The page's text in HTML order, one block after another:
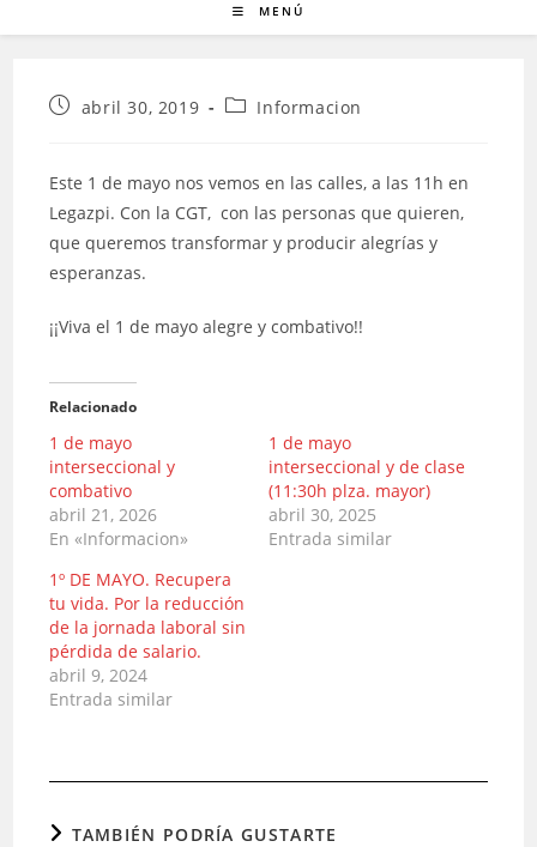
MENÚ
Publicación
entrada:
abril 30, 2019
Categoría
entrada:
Informacion
Este 1 de mayo nos vemos en las calles, a las 11h en
Legazpi. Con la CGT, con las personas que quieren,
que queremos transformar y producir alegrías y
esperanzas.
¡¡Viva el 1 de mayo alegre y combativo!!
Relacionado
1 de mayo
interseccional y
combativo
abril 21, 2026
En «Informacion»
1 de mayo
interseccional y de clase
(11:30h plza. mayor)
abril 30, 2025
Entrada similar
1º DE MAYO. Recupera
tu vida. Por la reducción
de la jornada laboral sin
pérdida de salario.
abril 9, 2024
Entrada similar
TAMBIÉN PODRÍA GUSTARTE